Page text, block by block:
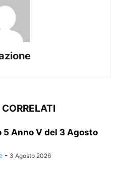
5 Anno V del 3 Agosto
- 3 Agosto 2026